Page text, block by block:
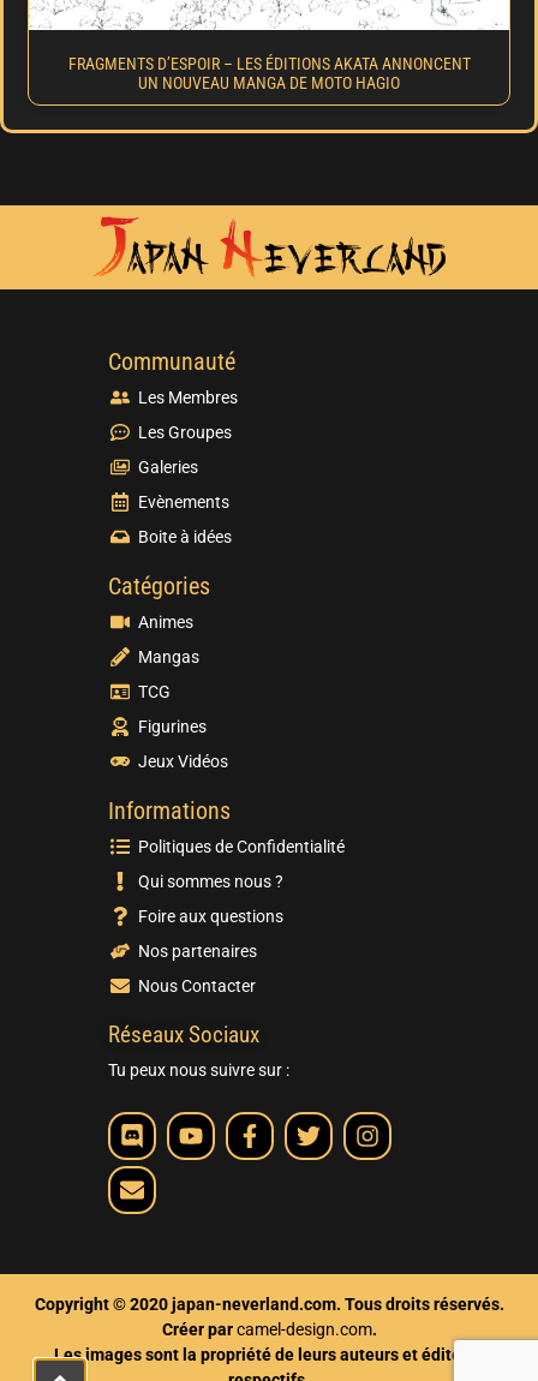
FRAGMENTS D’ESPOIR – LES ÉDITIONS AKATA ANNONCENT
UN NOUVEAU MANGA DE MOTO HAGIO
Communauté
Les Membres
Les Groupes
Galeries
Evènements
Boite à idées
Catégories
Animes
Mangas
TCG
Figurines
Jeux Vidéos
Informations
Politiques de Confidentialité
Qui sommes nous ?
Foire aux questions
Nos partenaires
Nous Contacter
Réseaux Sociaux
Tu peux nous suivre sur :
Copyright © 2020 japan-neverland.com. Tous droits réservés.
Créer parcamel-design.com.
Les images sont la propriété de leurs auteurs et éditeurs